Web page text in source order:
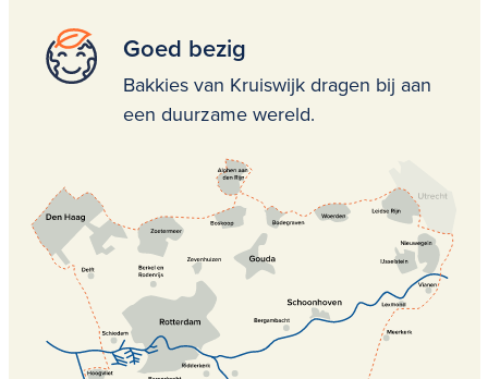
Goed bezig
Bakkies van Kruiswijk dragen bij aan
een duurzame wereld.